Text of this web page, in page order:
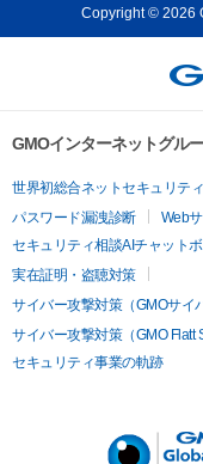
Copyright © 2026
GMOインターネットグル
世界初総合ネットセキュリテ
パスワード漏洩診断
Web
セキュリティ相談AIチャットボ
実在証明・盗聴対策
サイバー攻撃対策（GMOサイ
サイバー攻撃対策（GMO Flatt
セキュリティ事業の軌跡